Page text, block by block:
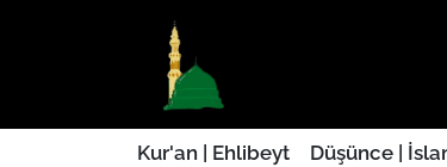
Kur'an | Ehlibeyt Düşünce |
Kur'an | Ehlibeyt
Düşünce | İslamî Araştırmalar
Nöbetçi Eczaneler
Hava Durumu